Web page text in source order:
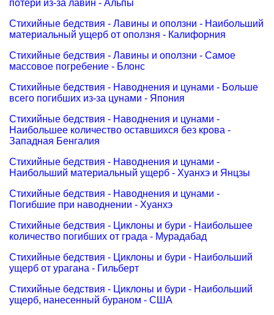
потери из-за лавин - Альпы
Стихийные бедствия - Лавины и оползни - Наибольший
материальный ущерб от оползня - Калифорния
Стихийные бедствия - Лавины и оползни - Самое
массовое погребение - Блонс
Стихийные бедствия - Наводнения и цунами - Больше
всего погибших из-за цунами - Япония
Стихийные бедствия - Наводнения и цунами -
Наибольшее количество оставшихся без крова -
Западная Бенгалия
Стихийные бедствия - Наводнения и цунами -
Наибольший материальный ущерб - Хуанхэ и Янцзы
Стихийные бедствия - Наводнения и цунами -
Погибшие при наводнении - Хуанхэ
Стихийные бедствия - Циклоны и бури - Наибольшее
количество погибших от града - Мурадабад
Стихийные бедствия - Циклоны и бури - Наибольший
ущерб от урагана - Гильберт
Стихийные бедствия - Циклоны и бури - Наибольший
ущерб, нанесенный бураном - США